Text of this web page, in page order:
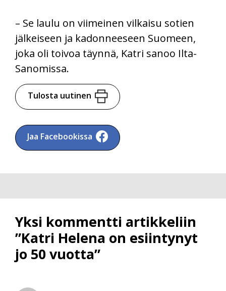
– Se laulu on viimeinen vilkaisu sotien
jälkeiseen ja kadonneeseen Suomeen,
joka oli toivoa täynnä, Katri sanoo Ilta-
Sanomissa.
Tulosta uutinen
Jaa Facebookissa
Yksi kommentti artikkeliin
”Katri Helena on esiintynyt
jo 50 vuotta”